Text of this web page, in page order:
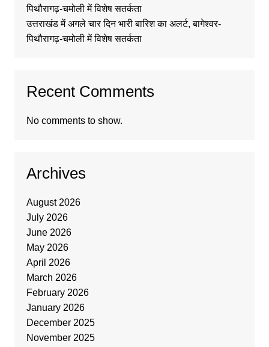
पिथौरागढ़-चमोली में विशेष सतर्कता
उत्तराखंड में अगले चार दिन भारी बारिश का अलर्ट, बागेश्वर-
पिथौरागढ़-चमोली में विशेष सतर्कता
Recent Comments
No comments to show.
Archives
August 2026
July 2026
June 2026
May 2026
April 2026
March 2026
February 2026
January 2026
December 2025
November 2025